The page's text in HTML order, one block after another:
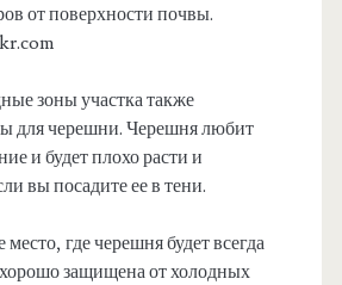
от поверхности почвы.
зоны участка также
для черешни. Черешня любит
и будет плохо расти и
вы посадите ее в тени.
где черешня будет всегда
хорошо защищена от холодных